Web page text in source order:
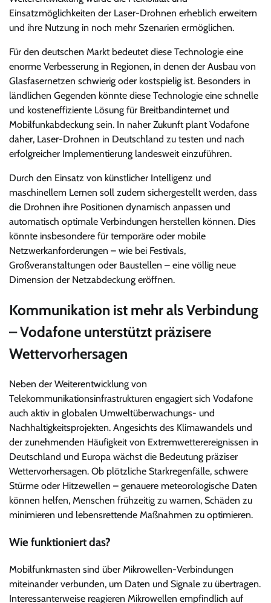
Einsatzmöglichkeiten der Laser-Drohnen erheblich erweitern
und ihre Nutzung in noch mehr Szenarien ermöglichen.
Für den deutschen Markt bedeutet diese Technologie eine
enorme Verbesserung in Regionen, in denen der Ausbau von
Glasfasernetzen schwierig oder kostspielig ist. Besonders in
ländlichen Gegenden könnte diese Technologie eine schnelle
und kosteneffiziente Lösung für Breitbandinternet und
Mobilfunkabdeckung sein. In naher Zukunft plant Vodafone
daher, Laser-Drohnen in Deutschland zu testen und nach
erfolgreicher Implementierung landesweit einzuführen.
Durch den Einsatz von künstlicher Intelligenz und
maschinellem Lernen soll zudem sichergestellt werden, dass
die Drohnen ihre Positionen dynamisch anpassen und
automatisch optimale Verbindungen herstellen können. Dies
könnte insbesondere für temporäre oder mobile
Netzwerkanforderungen – wie bei Festivals,
Großveranstaltungen oder Baustellen – eine völlig neue
Dimension der Netzabdeckung eröffnen.
Kommunikation ist mehr als Verbindung
– Vodafone unterstützt präzisere
Wettervorhersagen
Neben der Weiterentwicklung von
Telekommunikationsinfrastrukturen engagiert sich Vodafone
auch aktiv in globalen Umweltüberwachungs- und
Nachhaltigkeitsprojekten. Angesichts des Klimawandels und
der zunehmenden Häufigkeit von Extremwetterereignissen in
Deutschland und Europa wächst die Bedeutung präziser
Wettervorhersagen. Ob plötzliche Starkregenfälle, schwere
Stürme oder Hitzewellen – genauere meteorologische Daten
können helfen, Menschen frühzeitig zu warnen, Schäden zu
minimieren und lebensrettende Maßnahmen zu optimieren.
Wie funktioniert das?
Mobilfunkmasten sind über Mikrowellen-Verbindungen
miteinander verbunden, um Daten und Signale zu übertragen.
Interessanterweise reagieren Mikrowellen empfindlich auf